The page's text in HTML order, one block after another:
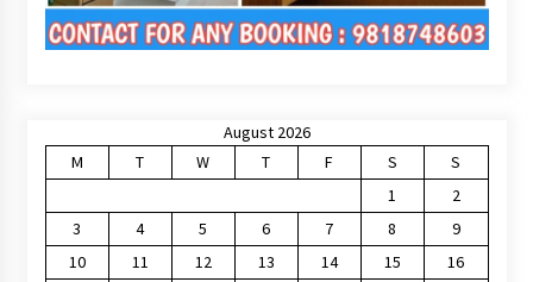
August 2026
M
T W T F S
S
1
2
3
4 5 6 7 8
9
10
11 12 13 14 15
16